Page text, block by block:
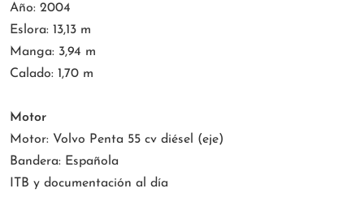
Año: 2004
Eslora: 13,13 m
Manga: 3,94 m
Calado: 1,70 m
Motor
Motor: Volvo Penta 55 cv diésel (eje)
Bandera: Española
ITB y documentación al día